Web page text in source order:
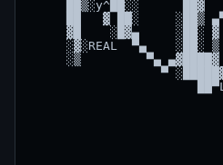
██▒░y^██░░      ██▓
██   ▓ ██░     ░██▒
▓█    ░█▓▄     ░██░
░▓░REAL  ▀▄    ░██░ ▒
░▒         ▀▄ ▄▓████▓
▀